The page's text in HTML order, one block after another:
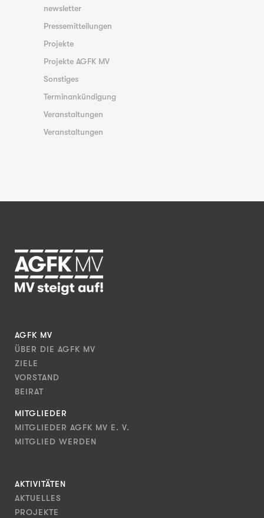
newsletter
Pressemitteilungen
Projekte
Projekte AGFK MV
Sonstiges
Terminankündigung
Veranstaltungen
Veranstaltungen
AGFK MV
ÜBER DIE AGFK MV
ZIELE
VORSTAND
BEIRAT
MITGLIEDER
MITGLIEDER AGFK MV E. V.
MITGLIED WERDEN
AKTIVITÄTEN
AKTUELLES
PROJEKTE